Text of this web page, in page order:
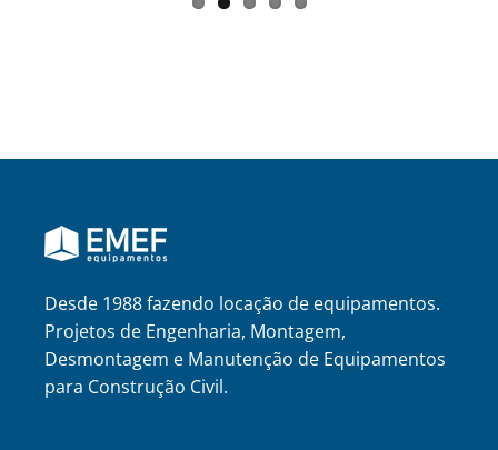
Desde 1988 fazendo locação de equipamentos.
Projetos de Engenharia, Montagem,
Desmontagem e Manutenção de Equipamentos
para Construção Civil.